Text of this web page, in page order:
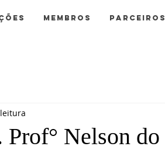
MEMBROS PARCEIROS
Nelson do